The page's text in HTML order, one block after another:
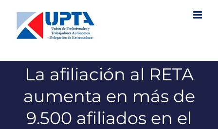
contenido
La afiliación al RETA
aumenta en más de
9.500 afiliados en el